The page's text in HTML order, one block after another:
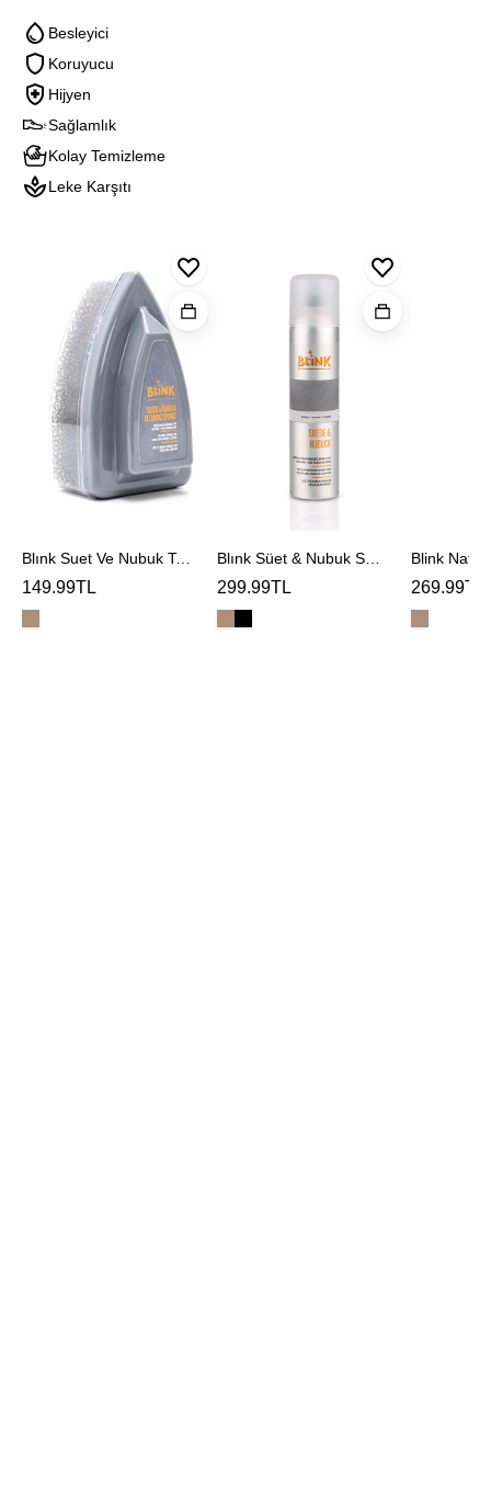
Besleyici
Koruyucu
Hijyen
Sağlamlık
Kolay Temizleme
Leke Karşıtı
Nubuk
Temızleme
Sungerı
Blınk Suet Ve Nubuk Temızleme Sungerı
149.99TL
Blınk Süet & Nubuk Spreyi
299.99TL
Blink
269.99TL